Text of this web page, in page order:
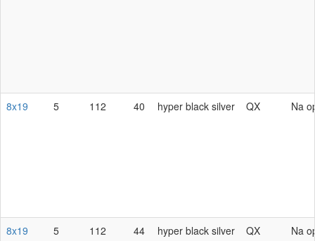
8x19 5 112 40 hyper black silver QX Na
8x19 5 112 44 hyper black silver QX Na